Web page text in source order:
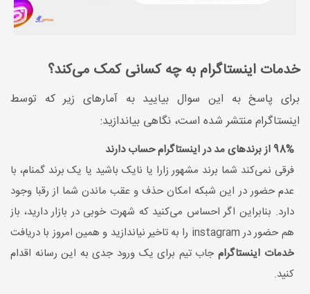
خدمات اینستاگرام به چه کسانی کمک می‌کند؟
برای پاسخ به این سوال بیایید به آمارهای زیر که توسط
اینستاگرام منتشر شده است، نگاهی بیاندازید:
98% از برندهای مد در اینستاگرام حساب دارند
فرقی نمی‌کند شما برند مشهور زارا یا نایک باشید یا یک برند گمنام، با
عدم حضور در این شبکه امکان حذف و عقب ماندن شما از رقبا وجود
دارد. بنابراین اگر احساس می‌کنید که شهرت خوبی در بازار دارید، باز
هم حضور در instagram را به تاخیر نیاندازید و همین امروز با دریافت
خدمات اینستاگرامجاب تیم برای یک ورود جدی به این رسانه اقدام
کنید.